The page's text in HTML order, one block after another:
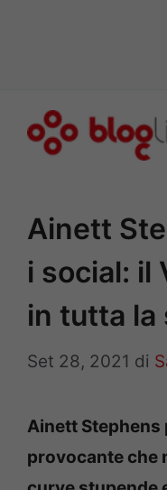
Ainett
i social: il
in tutta la
Set 28, 2021 di
Ainett Stephens
provocante che